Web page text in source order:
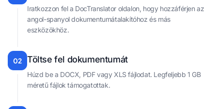
Iratkozzon fel a DocTranslator oldalon, hogy hozzáférjen az
angol-spanyol dokumentumátalakítóhoz és más
eszközökhöz.
02 Töltse fel dokumentumát
Húzd be a DOCX, PDF vagy XLS fájlodat. Legfeljebb 1 GB
méretű fájlok támogatottak.